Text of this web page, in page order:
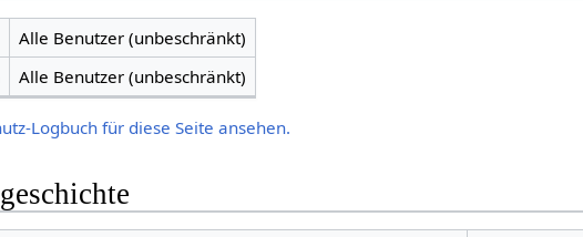
Alle Benutzer (unbeschränkt)
Alle Benutzer (unbeschränkt)
Logbuch für diese Seite ansehen.